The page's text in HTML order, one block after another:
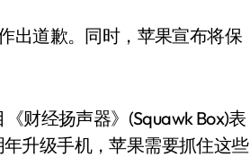
出道歉。同时，苹果宣布将保
财经扬声器》(Squawk Box)表
升级手机，苹果需要抓住这些